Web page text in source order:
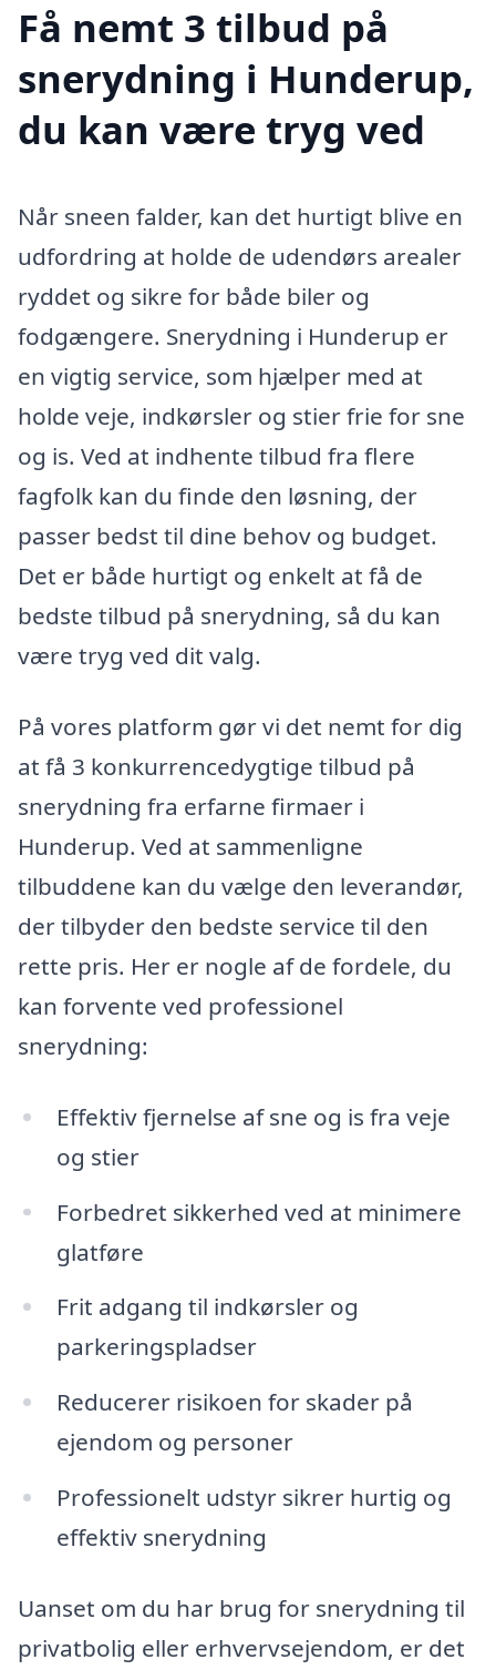
Få nemt 3 tilbud på
snerydning i Hunderup,
du kan være tryg ved
Når sneen falder, kan det hurtigt blive en
udfordring at holde de udendørs arealer
ryddet og sikre for både biler og
fodgængere. Snerydning i Hunderup er
en vigtig service, som hjælper med at
holde veje, indkørsler og stier frie for sne
og is. Ved at indhente tilbud fra flere
fagfolk kan du finde den løsning, der
passer bedst til dine behov og budget.
Det er både hurtigt og enkelt at få de
bedste tilbud på snerydning, så du kan
være tryg ved dit valg.
På vores platform gør vi det nemt for dig
at få 3 konkurrencedygtige tilbud på
snerydning fra erfarne firmaer i
Hunderup. Ved at sammenligne
tilbuddene kan du vælge den leverandør,
der tilbyder den bedste service til den
rette pris. Her er nogle af de fordele, du
kan forvente ved professionel
snerydning:
Effektiv fjernelse af sne og is fra veje
og stier
Forbedret sikkerhed ved at minimere
glatføre
Frit adgang til indkørsler og
parkeringspladser
Reducerer risikoen for skader på
ejendom og personer
Professionelt udstyr sikrer hurtig og
effektiv snerydning
Uanset om du har brug for snerydning til
privatbolig eller erhvervsejendom, er det